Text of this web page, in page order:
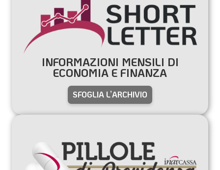
INFORMAZIONI MENSILI DI
ECONOMIA E FINANZA
SFOGLIA L’ARCHIVIO